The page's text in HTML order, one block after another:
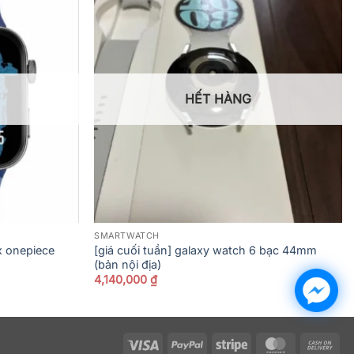
onepiece
HẾT HÀNG
SMARTWATCH
[giá cuối tuần] galaxy watch 6 bạc 44mm
(bản nội địa)
4,140,000₫
Visa PayPal Stripe MasterCard